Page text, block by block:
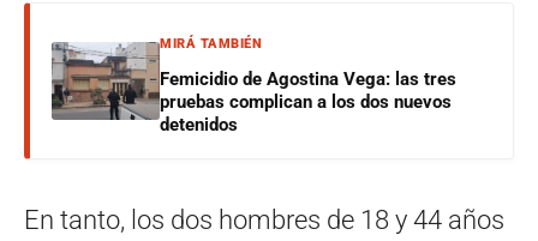
MIRÁ TAMBIÉN
Femicidio de Agostina Vega: las tres
pruebas complican a los dos nuevos
detenidos
En tanto, los dos hombres de 18 y 44 años